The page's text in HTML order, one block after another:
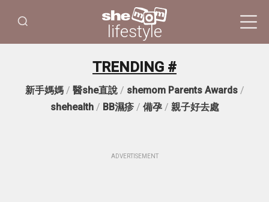
lifestyle
TRENDING #
新手媽媽/ 醫she直說/ shemom Parents Awards/
shehealth/ BB濕疹/ 備孕/ 親子好去處
ADVERTISEMENT